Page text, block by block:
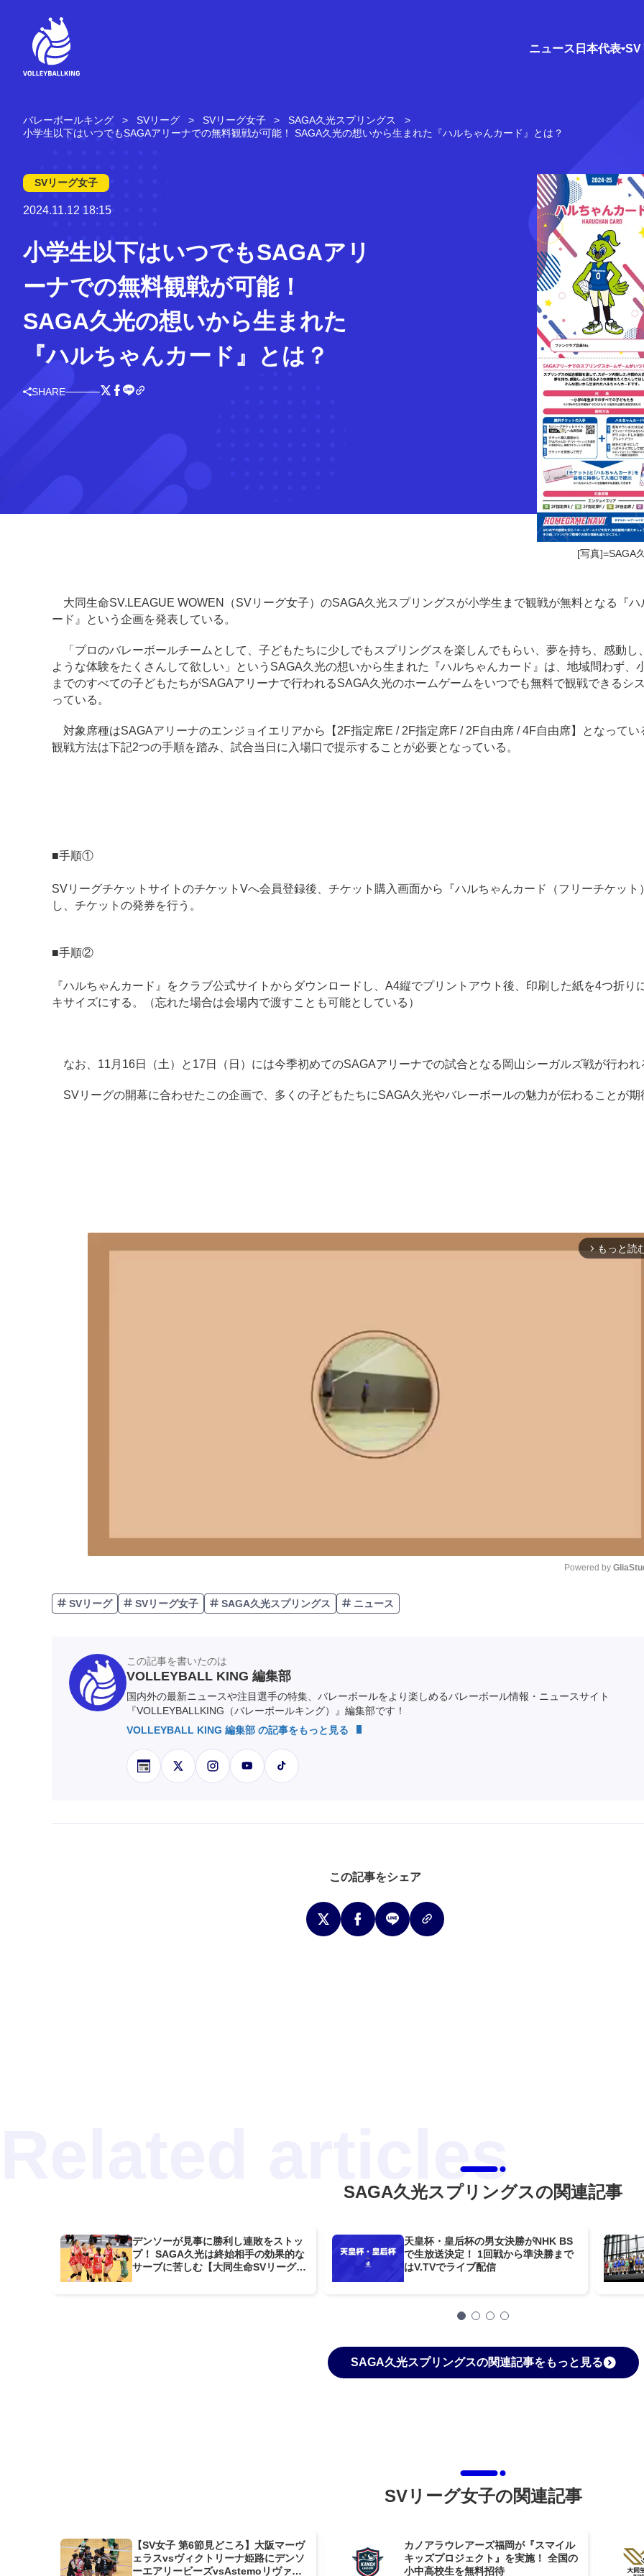
ニュース 日本代表 SV
バレーボールキング SVリーグ SVリーグ女子
SAGA久光スプリングス
小学生以下はいつでもSAGAアリーナでの無料観戦が可能！ SAGA久光の想いから生まれた『ハルちゃんカード』とは？
SVリーグ女子
2024.11.12 18:15
小学生以下はいつでもSAGAアリ
ーナでの無料観戦が可能！
SAGA久光の想いから生まれた
『ハルちゃんカード』とは？
SHARE
[写真]=SAGA
大同生命SV.LEAGUE WOWEN（SVリーグ女子）のSAGA久光スプリングスが小学生まで観戦が無料となる『ハ
ード』という企画を発表している。
「プロのバレーボールチームとして、子どもたちに少しでもスプリングスを楽しんでもらい、夢を持ち、感動し
ような体験をたくさんして欲しい」というSAGA久光の想いから生まれた『ハルちゃんカード』は、地域問わず、
までのすべての子どもたちがSAGAアリーナで行われるSAGA久光のホームゲームをいつでも無料で観戦できるシ
っている。
対象席種はSAGAアリーナのエンジョイエリアから【2F指定席E / 2F指定席F / 2F自由席 / 4F自由席】となってい
観戦方法は下記2つの手順を踏み、試合当日に入場口で提示することが必要となっている。
■手順①
SVリーグチケットサイトのチケットVへ会員登録後、チケット購入画面から『ハルちゃんカード（フリーチケット
し、チケットの発券を行う。
■手順②
『ハルちゃんカード』をクラブ公式サイトからダウンロードし、A4縦でプリントアウト後、印刷した紙を4つ折り
キサイズにする。（忘れた場合は会場内で渡すことも可能としている）
なお、11月16日（土）と17日（日）には今季初めてのSAGAアリーナでの試合となる岡山シーガルズ戦が行われ
SVリーグの開幕に合わせたこの企画で、多くの子どもたちにSAGA久光やバレーボールの魅力が伝わることが期
arrow_forward_ios もっと読
Powered by
SVリーグ SVリーグ女子 SAGA久光スプリングス ニュース
この記事を書いたのは
VOLLEYBALL KING 編集部
国内外の最新ニュースや注目選手の特集、バレーボールをより楽しめるバレーボール情報・ニュースサイト
『VOLLEYBALLKING（バレーボールキング）』編集部です！
VOLLEYBALL KING 編集部 の記事をもっと見る
この記事をシェア
SAGA久光スプリングスの関連記事
デンソーが見事に勝利し連敗をストッ
プ！ SAGA久光は終始相手の効果的な
サーブに苦しむ【大同生命SVリーグ女
天皇杯・皇后杯の男女決勝がNHK BS
で生放送決定！ 1回戦から準決勝まで
はV.TVでライブ配信
SAGA久光スプリングスの関連記事をもっと見る
SVリーグ女子の関連記事
【SV女子 第6節見どころ】大阪マーヴ
ェラスvsヴィクトリーナ姫路にデンソ
ーエアリービーズvsAstemoリヴァー
カノアラウレアーズ福岡が『スマイル
キッズプロジェクト』を実施！ 全国の
小中高校生を無料招待